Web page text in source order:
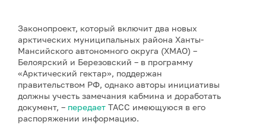
Законопроект, который включит два новых
арктических муниципальных района Ханты-
Мансийского автономного округа (ХМАО) –
Белоярский и Березовский – в программу
«Арктический гектар», поддержан
правительством РФ, однако авторы инициативы
должны учесть замечания кабмина и доработать
документ, – передает ТАСС имеющуюся в его
распоряжении информацию.